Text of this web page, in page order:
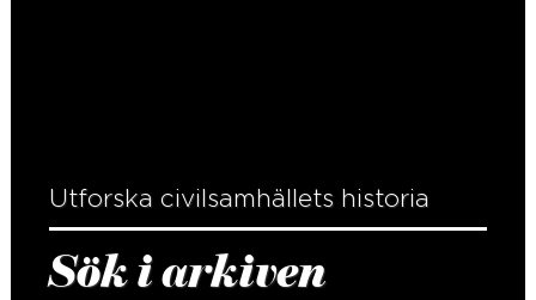
Utforska civilsamhällets historia
Sök i arkiven